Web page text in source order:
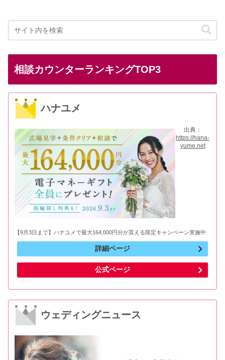
相談カウンターランキングTOP3
ハナユメ
出典：
https://hana-
yume.net
【9月3日まで】ハナユメで最大164,000円分が貰える限定キャンペーン実施中
詳細ページ
公式ページ
ウェディングニュース